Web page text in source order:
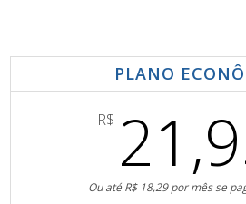
PLANO
R$
Ou até R$ 18,29 por mês se